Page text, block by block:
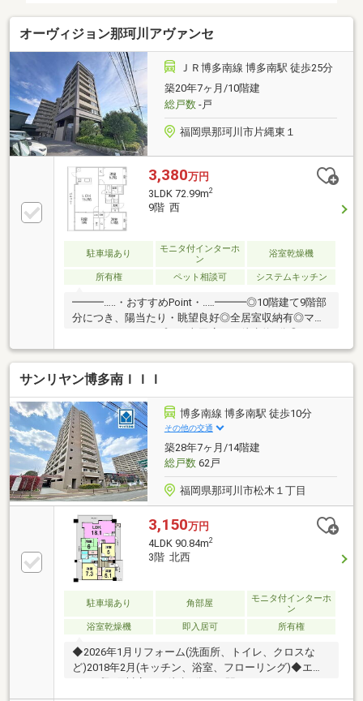
オーヴィジョン那珂川アヴァンセ
ＪＲ博多南線 博多南駅 徒歩25分
築20年7ヶ月/10階建
総戸数-戸
福岡県那珂川市片縄東１
3,380万円
3LDK 72.99m2
9階 西
駐車場あり
モニタ付インターホ
ン
浴室乾燥機
所有権 ペット相談可 システムキッチン
━━━…‥・おすすめPoint・‥…━━━◎10階建て9階部
分につき、陽当たり・眺望良好◎全居室収納有◎マッ
クスバリュエクスプレス老司店まで徒歩約8分◎マル
キョウ警弥郷店まで徒歩約10分◎セブンイレブン那珂
川片縄東店まで徒歩約3分◎サンドラッグ片縄店まで
徒歩約3分◎ドラッグイレブン老司店まで徒歩約9分◎
ホームプラザナフコ那珂川店まで徒歩約5分※掲載画像
の一部は、CGで加工しております。また、家具・小物
等は、販売商品（価格）に含まれておらず、現地に置
かれておりません。
サンリヤン博多南ＩＩＩ
博多南線 博多南駅 徒歩10分
その他の交通
築28年7ヶ月/14階建
総戸数62戸
福岡県那珂川市松木１丁目
3,150万円
4LDK 90.84m2
3階 北西
駐車場あり 角部屋
モニタ付インターホ
ン
浴室乾燥機
即入居可 所有権
◆2026年1月リフォーム(洗面所、トイレ、クロスな
ど)2018年2月(キッチン、浴室、フローリング)◆エフ
コープ那珂川店まで徒歩4分！ 駅、スーパー、ドラ
ッグストア、コンビニまで徒歩10分圏内で生活利便良